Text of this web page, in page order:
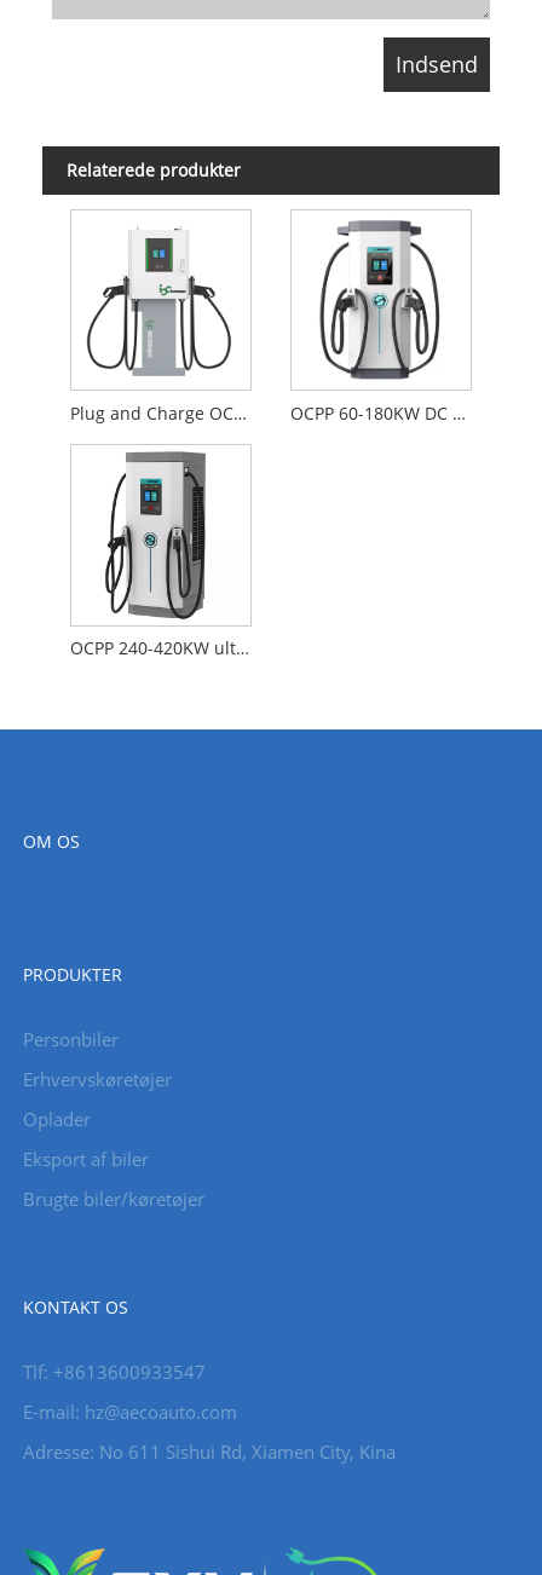
Relaterede produkter
Plug and Charge OCPP 30-60KW DC Wallbox OCPP 60-180KW DC hurtigoplader
OCPP 240-420KW ultrahurtig ladestation
OM OS
PRODUKTER
Personbiler
Erhvervskøretøjer
Oplader
Eksport af biler
Brugte biler/køretøjer
KONTAKT OS
Tlf: +8613600933547
E-mail: hz@aecoauto.com
Adresse: No 611 Sishui Rd, Xiamen City, Kina